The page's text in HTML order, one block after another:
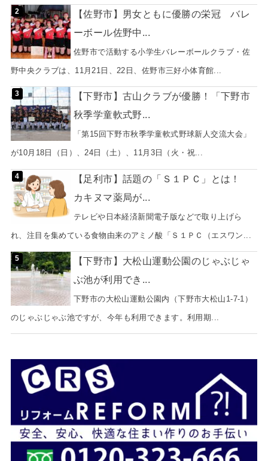
【佐野市】男女ともに優勝の栄冠 バレ
ーボール佐野中...
佐野市で活動する小学生バレーボールクラブ・佐
野中央クラブは、11月21日、22日、佐野市三好小体育館...
【下野市】古山クラブが優勝！「下野市
秋季学童軟式野...
「第15回下野市秋季学童軟式野球新人交流大会」
が10月18日（日）、24日（土）、11月3日（火・祝...
【足利市】話題の「Ｓ１ＰＣ」とは！
カキヌマ薬局が...
テレビや日本経済新聞電子版などで取り上げら
れ、注目を集めている食物由来のアミノ酸「Ｓ１ＰＣ（エスワン...
【下野市】大松山運動公園のじゃぶじゃ
ぶ池が利用でき...
下野市の大松山運動公園内（下野市大松山1-7-1）
のじゃぶじゃぶ池ですが、今年も利用できます。利用期...